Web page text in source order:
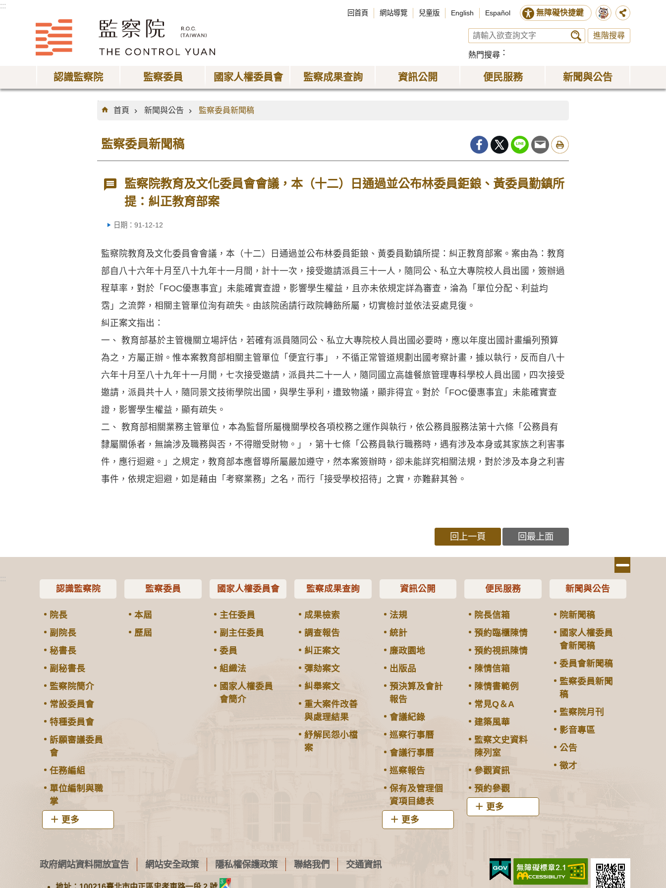
:::
回首頁 網站導覽 兒童版 English Español 無障礙快捷鍵
進階搜尋
熱門搜尋
認識監察院 監察委員 國家人權委員會 監察成果查詢 資訊公開 便民服務 新聞與公告
:::
首頁
新聞與公告 監察委員新聞稿
監察委員新聞稿
監察院教育及文化委員會會議，本（十二）日通過並公布林委員鉅鋃、黃委員勤鎮所
提：糾正教育部案
日期：91-12-12
監察院教育及文化委員會會議，本（十二）日通過並公布林委員鉅鋃、黃委員勤鎮所提：糾正教育部案。案由為：教育
部自八十六年十月至八十九年十一月間，計十一次，接受邀請派員三十一人，隨同公、私立大專院校人員出國，簽辦過
程草率，對於「FOC優惠事宜」未能確實查證，影響學生權益，且亦未依規定詳為審查，淪為「單位分配、利益均
霑」之流弊，相關主管單位洵有疏失。由該院函請行政院轉飭所屬，切實檢討並依法妥處見復。
糾正案文指出：
一、 教育部基於主管機關立場評估，若確有派員隨同公、私立大專院校人員出國必要時，應以年度出國計畫編列預算
為之，方屬正辦。惟本案教育部相關主管單位「便宜行事」，不循正常管道規劃出國考察計畫，據以執行，反而自八十
六年十月至八十九年十一月間，七次接受邀請，派員共二十一人，隨同國立高雄餐旅管理專科學校人員出國，四次接受
邀請，派員共十人，隨同景文技術學院出國，與學生爭利，遭致物議，顯非得宜。對於「FOC優惠事宜」未能確實查
證，影響學生權益，顯有疏失。
二、 教育部相關業務主管單位，本為監督所屬機關學校各項校務之運作與執行，依公務員服務法第十六條「公務員有
隸屬關係者，無論涉及職務與否，不得贈受財物。」，第十七條「公務員執行職務時，遇有涉及本身或其家族之利害事
件，應行迴避。」之規定，教育部本應督導所屬嚴加遵守，然本案簽辦時，卻未能詳究相關法規，對於涉及本身之利害
事件，依規定迴避，如是藉由「考察業務」之名，而行「接受學校招待」之實，亦難辭其咎。
回上一頁 回最上面
:::
認識監察院
院長
副院長
秘書長
副秘書長
監察院簡介
常設委員會
特種委員會
訴願審議委員
會
任務編組
單位編制與職
掌
更多
監察委員
本屆
歷屆
國家人權委員會
主任委員
副主任委員
委員
組織法
國家人權委員
會簡介
監察成果查詢
成果檢索
調查報告
糾正案文
彈劾案文
糾舉案文
重大案件改善
與處理結果
紓解民怨小檔
案
資訊公開
法規
統計
廉政園地
出版品
預決算及會計
報告
會議紀錄
巡察行事曆
會議行事曆
巡察報告
保有及管理個
資項目總表
更多
便民服務
院長信箱
預約臨櫃陳情
預約視訊陳情
陳情信箱
陳情書範例
常見Q＆A
建築風華
監察文史資料
陳列室
參觀資訊
預約參觀
更多
新聞與公告
院新聞稿
國家人權委員
會新聞稿
委員會新聞稿
監察委員新聞
稿
監察院月刊
影音專區
公告
徵才
政府網站資料開放宣告 網站安全政策 隱私權保護政策 聯絡我們 交通資訊